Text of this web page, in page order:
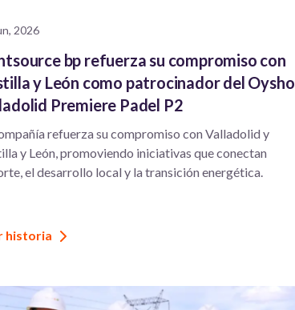
2026
bp refuerza su compromiso con
y León como patrocinador del Oysho
Premiere Padel P2
refuerza su compromiso con Valladolid y
y León, promoviendo iniciativas que conectan
el desarrollo local y la transición energética.
historia